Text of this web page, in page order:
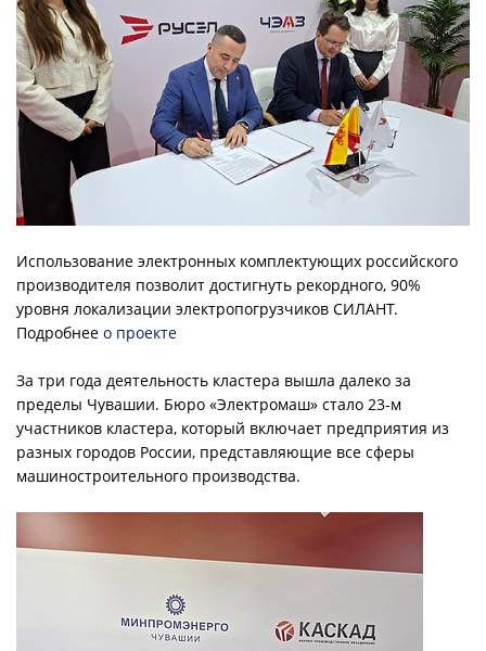
Использование электронных комплектующих российского
производителя позволит достигнуть рекордного, 90%
уровня локализации электропогрузчиков СИЛАНТ.
Подробнее о проекте
За три года деятельность кластера вышла далеко за
пределы Чувашии. Бюро «Электромаш» стало 23-м
участников кластера, который включает предприятия из
разных городов России, представляющие все сферы
машиностроительного производства.